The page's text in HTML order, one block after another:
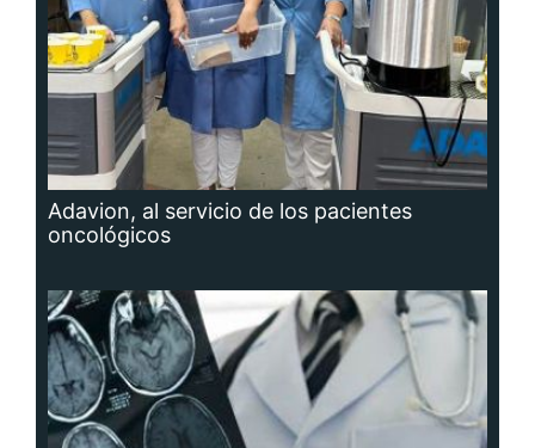
Adavion, al servicio de los pacientes
oncológicos